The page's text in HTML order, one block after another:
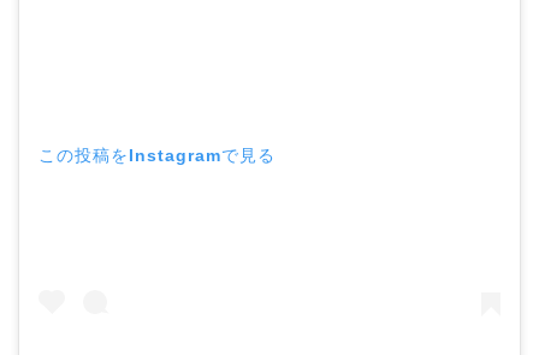
この投稿をInstagramで見る